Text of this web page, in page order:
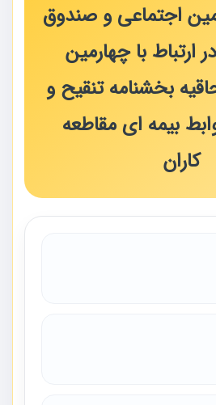
اجتماعی و صندوق
ارتباط با چهارمین
بخشنامه تنقیح و
بیمه ای مقاطعه
کاران